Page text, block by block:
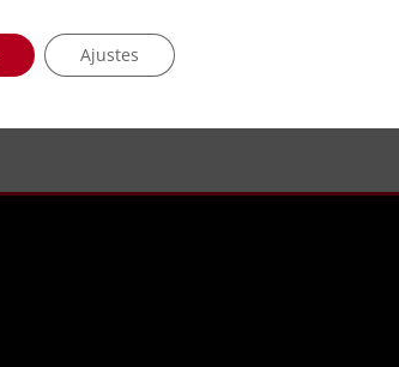
Ajustes